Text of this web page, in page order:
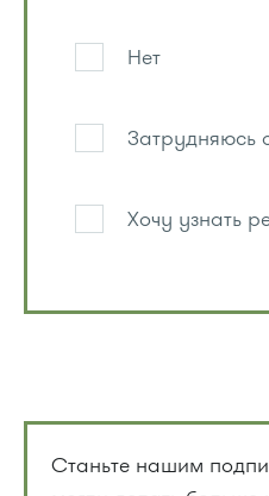
Нет
Затрудняюсь
Хочу узнать
Станьте нашим